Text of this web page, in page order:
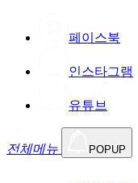
페이스북
인스타그램
유튜브
전체메뉴 POPUP